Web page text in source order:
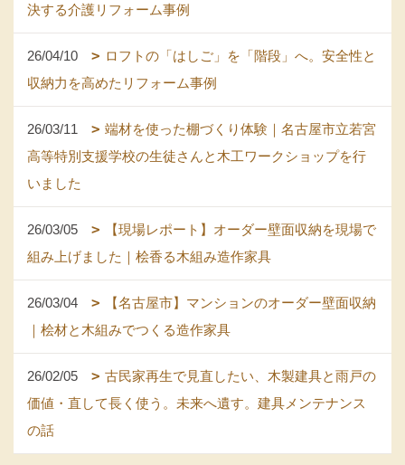
決する介護リフォーム事例
26/04/10
ロフトの「はしご」を「階段」へ。安全性と
収納力を高めたリフォーム事例
26/03/11
端材を使った棚づくり体験｜名古屋市立若宮
高等特別支援学校の生徒さんと木工ワークショップを行
いました
26/03/05
【現場レポート】オーダー壁面収納を現場で
組み上げました｜桧香る木組み造作家具
26/03/04
【名古屋市】マンションのオーダー壁面収納
｜桧材と木組みでつくる造作家具
26/02/05
古民家再生で見直したい、木製建具と雨戸の
価値・直して長く使う。未来へ遺す。建具メンテナンス
の話